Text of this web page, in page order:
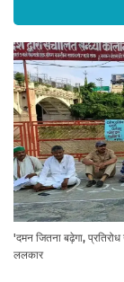
'दमन जितना बढ़ेगा,
ललकार